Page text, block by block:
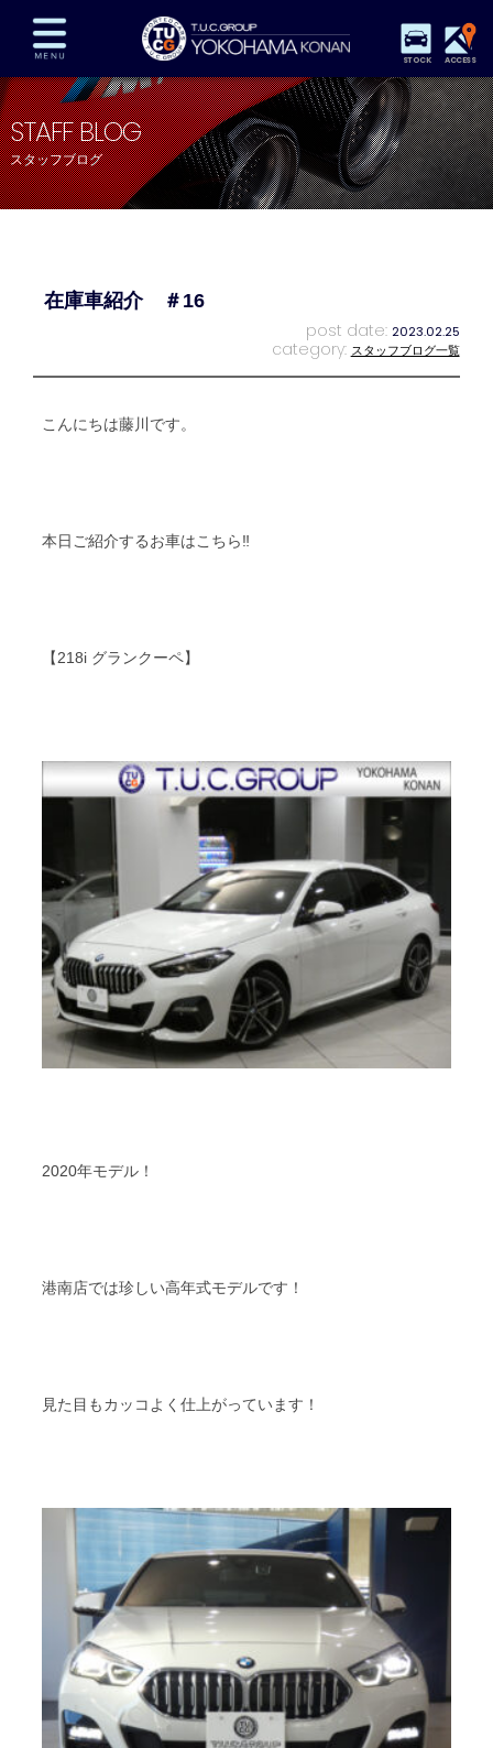
STOCK ACCESS
在庫車両情報 保証&サービス パーツリスト
TUCとは？ 店舗情報 アクセスマップ
全国納車 特別作業 注文販売
STAFF BLOG
スタッフブログ
在庫車紹介 ＃16
post date: 2023.02.25
category: スタッフブログ一覧
こんにちは藤川です。
本日ご紹介するお車はこちら‼︎
【218i グランクーペ】
2020年モデル！
港南店では珍しい高年式モデルです！
見た目もカッコよく仕上がっています！